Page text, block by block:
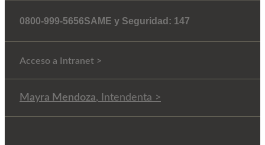
0800-999-5656SAME y Seguridad: 147
Acceso a Intranet >
Mayra Mendoza, Intendenta >